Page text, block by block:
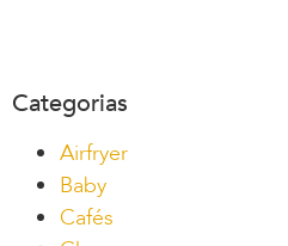
Categorias
Airfryer
Baby
Cafés